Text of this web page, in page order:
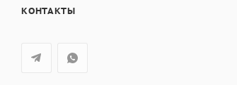
КОНТАКТЫ